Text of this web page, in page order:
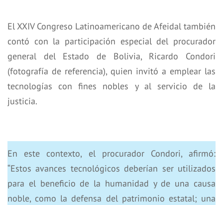
El XXIV Congreso Latinoamericano de Afeidal también
contó con la participación especial del procurador
general del Estado de Bolivia, Ricardo Condori
(fotografía de referencia), quien invitó a emplear las
tecnologías con fines nobles y al servicio de la
justicia.
En este contexto, el procurador Condori, afirmó:
“Estos avances tecnológicos deberían ser utilizados
para el beneficio de la humanidad y de una causa
noble, como la defensa del patrimonio estatal; una